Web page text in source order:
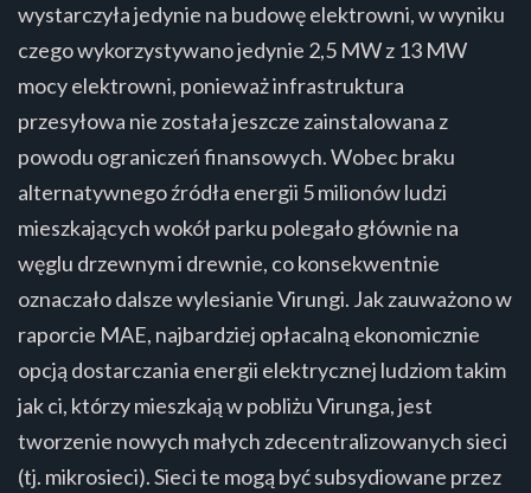
wystarczyła jedynie na budowę elektrowni, w wyniku
czego wykorzystywano jedynie 2,5 MW z 13 MW
mocy elektrowni, ponieważ infrastruktura
przesyłowa nie została jeszcze zainstalowana z
powodu ograniczeń finansowych. Wobec braku
alternatywnego źródła energii 5 milionów ludzi
mieszkających wokół parku polegało głównie na
węglu drzewnym i drewnie, co konsekwentnie
oznaczało dalsze wylesianie Virungi. Jak zauważono w
raporcie MAE, najbardziej opłacalną ekonomicznie
opcją dostarczania energii elektrycznej ludziom takim
jak ci, którzy mieszkają w pobliżu Virunga, jest
tworzenie nowych małych zdecentralizowanych sieci
(tj. mikrosieci). Sieci te mogą być subsydiowane przez